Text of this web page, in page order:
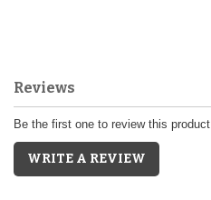
Reviews
Be the first one to review this product
WRITE A REVIEW